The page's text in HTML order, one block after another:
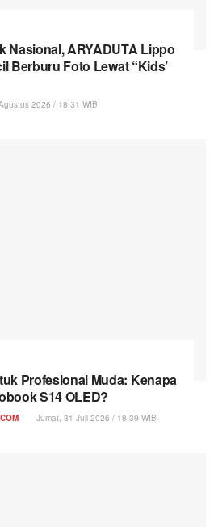
Nasional, ARYADUTA Lippo
Berburu Foto Lewat “Kids’
2026 / 18:31 WIB
Profesional Muda: Kenapa
S14 OLED?
Jumat, 31 Juli 2026 / 18:39 WIB